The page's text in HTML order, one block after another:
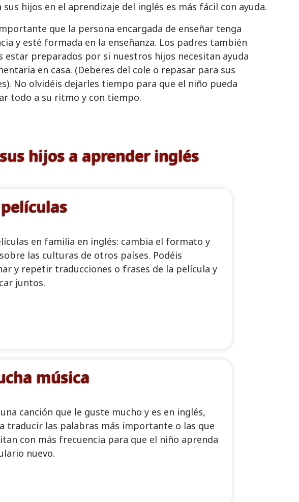
sus hijos en el aprendizaje del inglés es más fácil con ayuda.
que la persona encargada de enseñar tenga
y esté formada en la enseñanza. Los padres también
estar preparados por si nuestros hijos necesitan ayuda
en casa. (Deberes del cole o repasar para sus
No olvidéis dejarles tiempo para que el niño pueda
todo a su ritmo y con tiempo.
hijos a aprender inglés
en familia en inglés: cambia el formato y
las culturas de otros países. Podéis
y repetir traducciones o frases de la película y
juntos.
música
canción que le guste mucho y es en inglés,
traducir las palabras más importante o las que
con más frecuencia para que el niño aprenda
nuevo.